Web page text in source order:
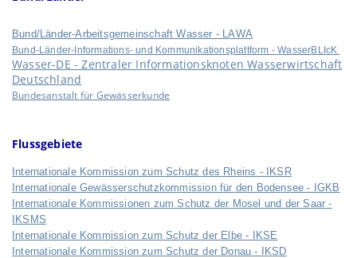
Bund/Länder-Arbeitsgemeinschaft Wasser - LAWA
Bund-Länder-Informations- und Kommunikationsplattform - WasserBLIcK
Wasser-DE - Zentraler Informationsknoten Wasserwirtschaft
Deutschland
Bundesanstalt für Gewässerkunde
Flussgebiete
Internationale Kommission zum Schutz des Rheins - IKSR
Internationale Gewässerschutzkommission für den Bodensee - IGKB
Internationale Kommissionen zum Schutz der Mosel und der Saar -
IKSMS
Internationale Kommission zum Schutz der Elbe - IKSE
Internationale Kommission zum Schutz der Donau - IKSD